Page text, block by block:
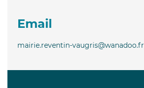
Email
mairie.reventin-vaugris@wanadoo.fr